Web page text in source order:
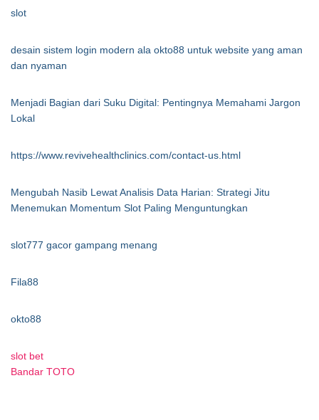
slot
desain sistem login modern ala okto88 untuk website yang aman
dan nyaman
Menjadi Bagian dari Suku Digital: Pentingnya Memahami Jargon
Lokal
https://www.revivehealthclinics.com/contact-us.html
Mengubah Nasib Lewat Analisis Data Harian: Strategi Jitu
Menemukan Momentum Slot Paling Menguntungkan
slot777 gacor gampang menang
Fila88
okto88
slot bet
Bandar TOTO